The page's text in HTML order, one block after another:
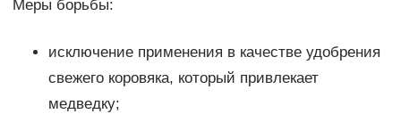
Меры борьбы:
исключение применения в качестве удобрения
свежего коровяка, который привлекает
медведку;